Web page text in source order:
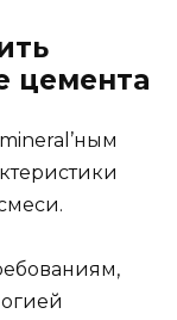
цемента